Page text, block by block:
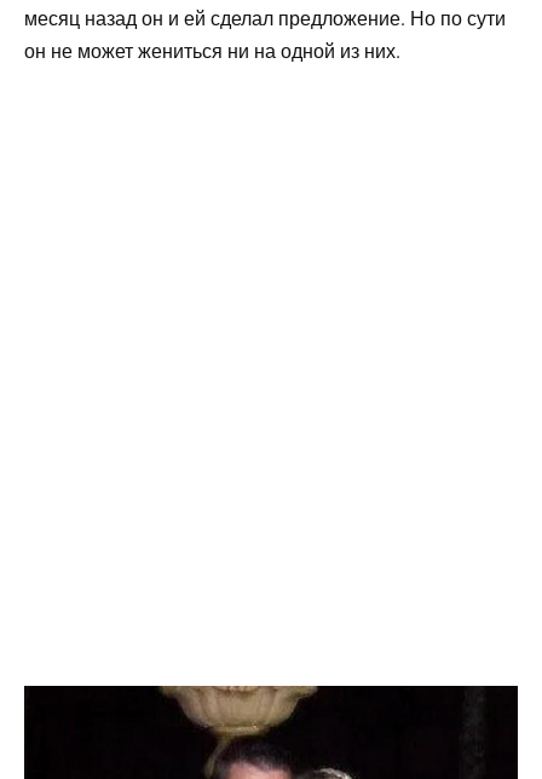
месяц назад он и ей сделал предложение. Но по сути
он не может жениться ни на одной из них.